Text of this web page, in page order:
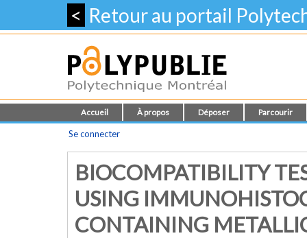
< Retour au portail
Accueil À propos Déposer Parcourir
Se connecter
BIOCOMPATIBILITY
USING
CONTAINING